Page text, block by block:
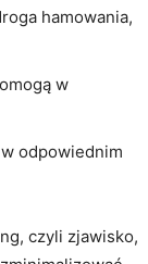
hamowania,
w
odpowiednim
‍czyli zjawisko,